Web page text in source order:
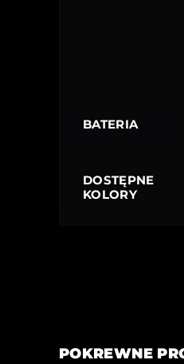
BATERIA
DOSTĘPNE
KOLORY
POKREWNE